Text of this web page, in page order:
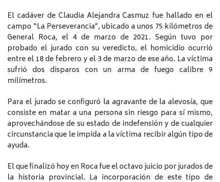
El cadáver de Claudia Alejandra Casmuz fue hallado en el
campo “La Perseverancia”, ubicado a unos 75 kilómetros de
General Roca, el 4 de marzo de 2021. Según tuvo por
probado el jurado con su veredicto, el homicidio ocurrió
entre el 18 de febrero y el 3 de marzo de ese año. La víctima
sufrió dos disparos con un arma de fuego calibre 9
milímetros.
Para el jurado se configuró la agravante de la alevosía, que
consiste en matar a una persona sin riesgo para sí mismo,
aprovechándose de su estado de indefensión y de cualquier
circunstancia que le impida a la víctima recibir algún tipo de
ayuda.
El que finalizó hoy en Roca fue el octavo juicio por jurados de
la historia provincial. La incorporación de este tipo de